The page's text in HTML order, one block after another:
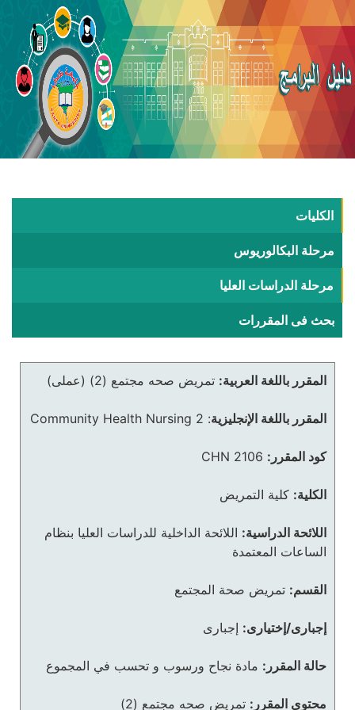
الكليات
مرحلة البكالوريوس
مرحلة الدراسات العليا
بحث فى المقررات
المقرر باللغة العربية: تمريض صحه مجتمع (2) (عملى)
المقرر باللغة الإنجليزية:
Community Health Nursing 2
كود المقرر: CHN 2106
الكلية: كلية التمريض
اللائحة الدراسية: اللائحة الداخلية للدراسات العليا بنظام
الساعات المعتمدة
القسم: تمريض صحة المجتمع
إجبارى/إختيارى: إجبارى
حالة المقرر: مادة نجاح ورسوب و تحسب في المجموع
محتوى المقرر: تمريض صحه مجتمع (2)